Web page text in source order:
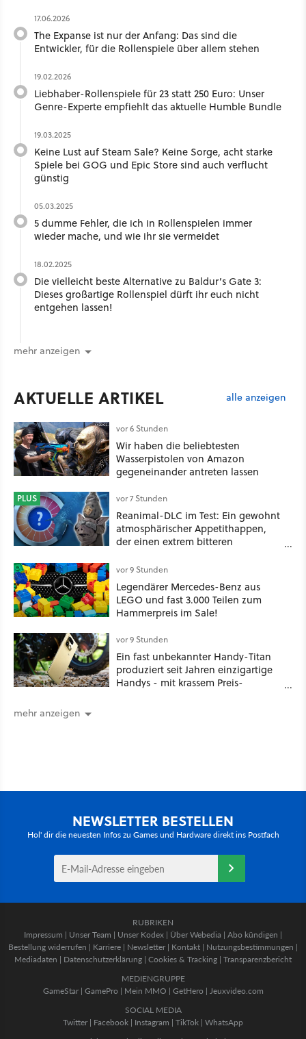
17.06.2026
The Expanse ist nur der Anfang: Das sind die
Entwickler, für die Rollenspiele über allem stehen
19.02.2026
Liebhaber-Rollenspiele für 23 statt 250 Euro: Unser
Genre-Experte empfiehlt das aktuelle Humble Bundle
19.03.2025
Keine Lust auf Steam Sale? Keine Sorge, acht starke
Spiele bei GOG und Epic Store sind auch verflucht
günstig
05.03.2025
5 dumme Fehler, die ich in Rollenspielen immer
wieder mache, und wie ihr sie vermeidet
18.02.2025
Die vielleicht beste Alternative zu Baldur’s Gate 3:
Dieses großartige Rollenspiel dürft ihr euch nicht
entgehen lassen!
mehr anzeigen
AKTUELLE ARTIKEL alle anzeigen
vor 6 Stunden
Wir haben die beliebtesten
Wasserpistolen von Amazon
gegeneinander antreten lassen
PLUS vor 7 Stunden
Reanimal-DLC im Test: Ein gewohnt
atmosphärischer Appetithappen,
der einen extrem bitteren
vor 9 Stunden
Legendärer Mercedes-Benz aus
LEGO und fast 3.000 Teilen zum
Hammerpreis im Sale!
vor 9 Stunden
Ein fast unbekannter Handy-Titan
produziert seit Jahren einzigartige
Handys - mit krassem Preis-
mehr anzeigen
NEWSLETTER BESTELLEN
Hol' dir die neuesten Infos zu Games und Hardware direkt ins Postfach
RUBRIKEN
Impressum | Unser Team | Unser Kodex | Über Webedia | Abo kündigen |
Bestellung widerrufen | Karriere | Newsletter | Kontakt | Nutzungsbestimmungen |
Mediadaten | Datenschutzerklärung | Cookies & Tracking | Transparenzbericht
MEDIENGRUPPE
GameStar| GamePro | Mein MMO | GetHero | Jeuxvideo.com
SOCIAL MEDIA
Twitter | Facebook | Instagram | TikTok | WhatsApp